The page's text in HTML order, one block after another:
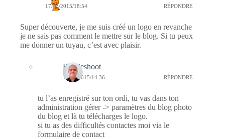
17/03/2015/18:54 RÉPONDRE
Super découverte, je me suis créé un logo en revanche
je ne sais pas comment le mettre sur le blog. Si tu peux
me donner un tuyau, c’est avec plaisir.
Bernieshoot
18/03/2015/14:36 RÉPONDRE
tu l’as enregistré sur ton ordi, tu vas dans ton
administration gérer -> paramètres du blog photo
du blog et là tu télécharges le logo.
si tu as des difficultés contactes moi via le
formulaire de contact